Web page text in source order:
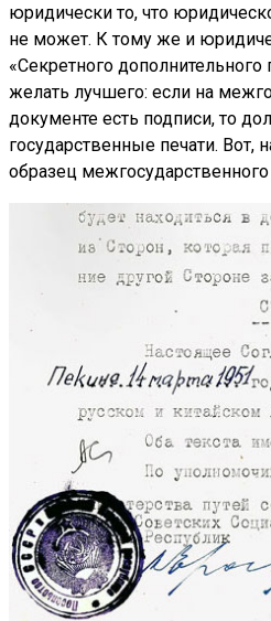
юридически то, что
не может. К тому же и
«Секретного дополнительного
желать лучшего: если на
документе есть подписи, то
государственные печати. Вот,
образец